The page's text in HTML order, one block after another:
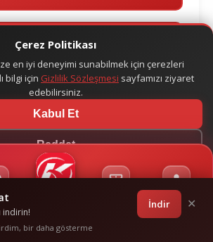
Giriş
Çerez Politikası
en iyi deneyimi sunabilmek için çerezleri
bilgi için Gizlilik Sözleşmesi sayfamızı ziyaret
edebilirsiniz.
Kabul Et
Reddet
indirin!
İndir ✕
bir daha gösterme